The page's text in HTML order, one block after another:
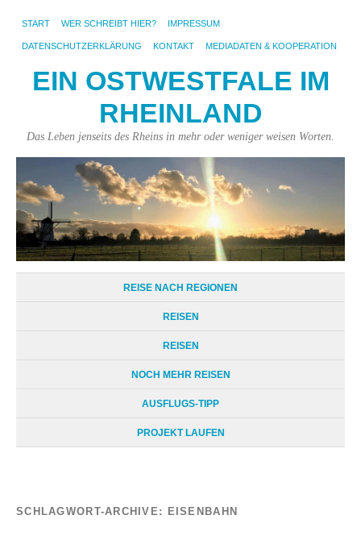
START WER SCHREIBT HIER? IMPRESSUM
DATENSCHUTZERKLÄRUNG KONTAKT MEDIADATEN & KOOPERATION
EIN OSTWESTFALE IM
RHEINLAND
Das Leben jenseits des Rheins in mehr oder weniger weisen Worten.
REISE NACH REGIONEN
REISEN
REISEN
NOCH MEHR REISEN
AUSFLUGS-TIPP
PROJEKT LAUFEN
SCHLAGWORT-ARCHIVE: EISENBAHN